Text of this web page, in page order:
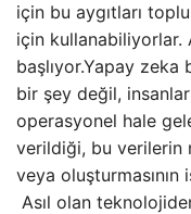
için bu aygıtları
için kullanabiliyorlar.
başlıyor.Yapay
bir şey değil,
operasyonel hale
verildiği, bu verilerin
veya
Asıl olan